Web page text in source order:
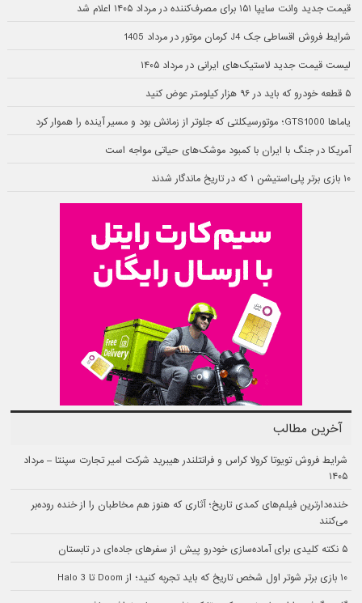
قیمت جدید وانت سایپا ۱۵۱ برای مصرف‌کننده در مرداد ۱۴۰۵ اعلام شد
شرایط فروش اقساطی جک J4 کرمان موتور در مرداد 1405
لیست قیمت جدید لاستیک‌های ایرانی در مرداد ۱۴۰۵
۵ قطعه خودرو که باید در ۹۶ هزار کیلومتر عوض کنید
یاماها GTS1000؛ موتورسیکلتی که جلوتر از زمانش بود و مسیر آینده را هموار کرد
آمریکا در جنگ با ایران با کمبود موشک‌های حیاتی مواجه است
۱۰ بازی برتر پلی‌استیشن ۱ که در تاریخ ماندگار شدند
آخرین مطالب
شرایط فروش تویوتا کرولا کراس و فرانتلندر هیبرید شرکت امیر تجارت سپنتا – مرداد
۱۴۰۵
خنده‌دارترین فیلم‌های کمدی تاریخ؛ آثاری که هنوز هم مخاطبان را از خنده روده‌بر
می‌کنند
۵ نکته کلیدی برای آماده‌سازی خودرو پیش از سفرهای جاده‌ای در تابستان
۱۰ بازی برتر شوتر اول شخص تاریخ که باید تجربه کنید؛ از Doom تا Halo 3